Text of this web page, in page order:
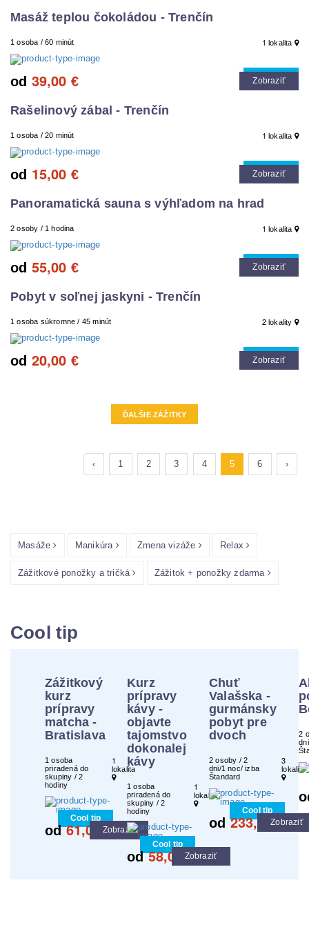
Masáž teplou čokoládou - Trenčín
1 osoba / 60 minút 1 lokalita
Cool tip
od 39,00 € Zobraziť
Rašelinový zábal - Trenčín
1 osoba / 20 minút 1 lokalita
Cool tip
od 15,00 € Zobraziť
Panoramatická sauna s výhľadom na hrad
2 osoby / 1 hodina 1 lokalita
Cool tip
od 55,00 € Zobraziť
Pobyt v soľnej jaskyni - Trenčín
1 osoba súkromne / 45 minút 2lokality
Cool tip
od 20,00 € Zobraziť
ĎALŠIE ZÁŽITKY
‹ 1 2 3 4 5 6 ›
Masáže Manikúra Zmena vizáže Relax
Zážitkové ponožky a tričká Zážitok + ponožky zdarma
Cool tip
Zážitkový
kurz
prípravy
matcha -
Bratislava
1 osoba
priradená do
skupiny / 2
hodiny
1
lokalita
Cool tip
od 61,00 €
Zobraziť
Kurz
prípravy
kávy -
objavte
tajomstvo
dokonalej
kávy
1 osoba
priradená do
skupiny / 2
hodiny
1
lokalita
Cool tip
od 58,00 €
Zobraziť
Chuť
Valašska -
gurmánsky
pobyt pre
dvoch
2 osoby / 2
dni/1 noc/ izba
Štandard
3
lokality
Cool tip
od 233,00€
Zobraziť
2